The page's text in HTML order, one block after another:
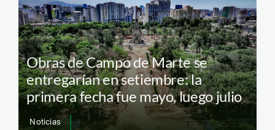
Obras de Campo de Marte se
entregarían en setiembre: la
primera fecha fue mayo, luego julio
Noticias